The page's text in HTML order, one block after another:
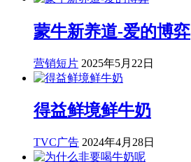
蒙牛新养道-爱的博弈
营销短片 2025年5月22日
得益鲜境鲜牛奶
TVC广告 2024年4月28日